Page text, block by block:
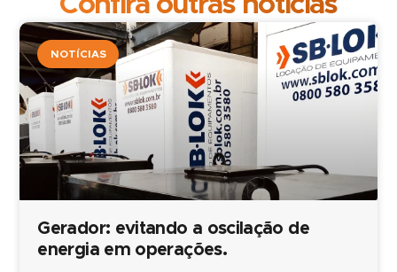
NOTÍCIAS
Gerador: evitando a oscilação de
energia em operações.